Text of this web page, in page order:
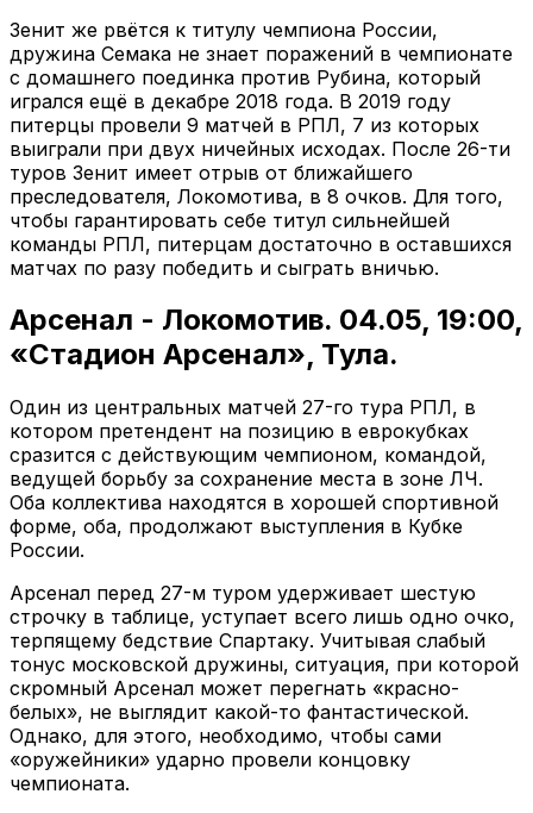
Зенит же рвётся к титулу чемпиона России,
дружина Семака не знает поражений в чемпионате
с домашнего поединка против Рубина, который
игрался ещё в декабре 2018 года. В 2019 году
питерцы провели 9 матчей в РПЛ, 7 из которых
выиграли при двух ничейных исходах. После 26-ти
туров Зенит имеет отрыв от ближайшего
преследователя, Локомотива, в 8 очков. Для того,
чтобы гарантировать себе титул сильнейшей
команды РПЛ, питерцам достаточно в оставшихся
матчах по разу победить и сыграть вничью.
Арсенал - Локомотив. 04.05, 19:00,
«Стадион Арсенал», Тула.
Один из центральных матчей 27-го тура РПЛ, в
котором претендент на позицию в еврокубках
сразится с действующим чемпионом, командой,
ведущей борьбу за сохранение места в зоне ЛЧ.
Оба коллектива находятся в хорошей спортивной
форме, оба, продолжают выступления в Кубке
России.
Арсенал перед 27-м туром удерживает шестую
строчку в таблице, уступает всего лишь одно очко,
терпящему бедствие Спартаку. Учитывая слабый
тонус московской дружины, ситуация, при которой
скромный Арсенал может перегнать «красно-
белых», не выглядит какой-то фантастической.
Однако, для этого, необходимо, чтобы сами
«оружейники» ударно провели концовку
чемпионата.